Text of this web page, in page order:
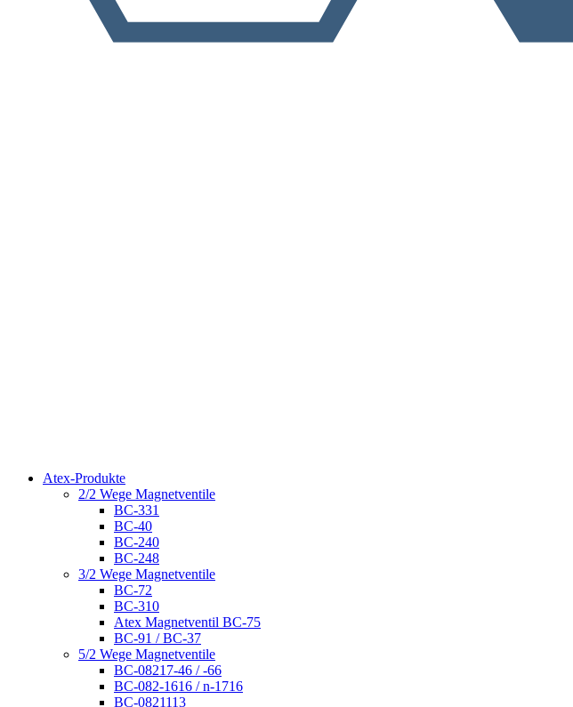
Atex-Produkte
2/2 Wege Magnetventile
BC-331
BC-40
BC-240
BC-248
3/2 Wege Magnetventile
BC-72
BC-310
Atex Magnetventil BC-75
BC-91 / BC-37
5/2 Wege Magnetventile
BC-08217-46 / -66
BC-082-1616 / n-1716
BC-0821113